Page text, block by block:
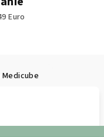
Euro
Medicube